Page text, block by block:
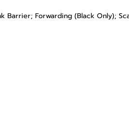
Forwarding (Black Only);